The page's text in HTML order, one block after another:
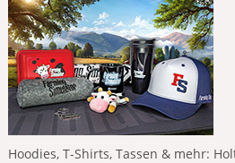
Hoodies, T-Shirts, Tassen & mehr: